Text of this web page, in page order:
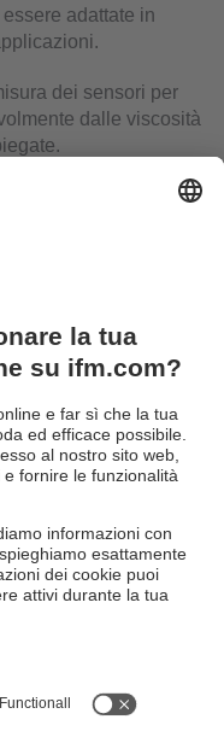
adattate in
dei sensori per
dalle viscosità
temperatura, tanto
in analogia al
caso opposto.
calibrazioni
in termini di tempo,
.
Disclosure